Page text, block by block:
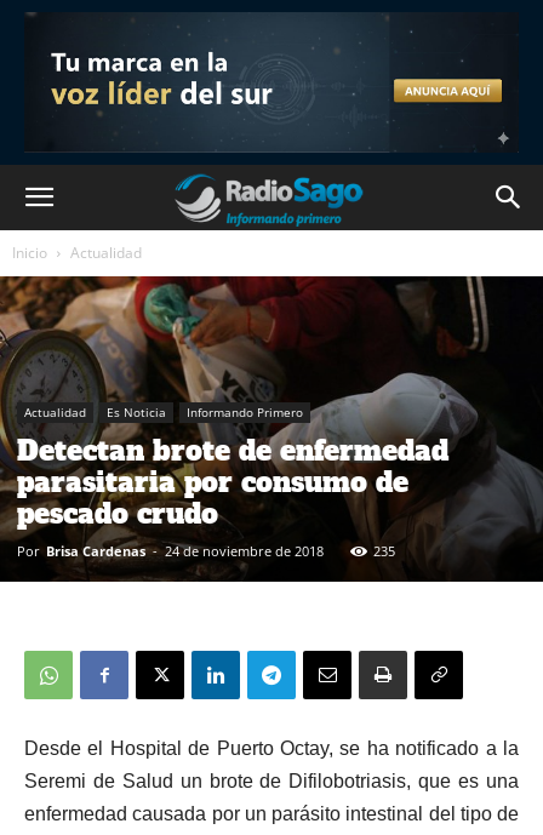
Inicio Actualidad
Actualidad Es Noticia Informando Primero
Detectan brote de enfermedad
parasitaria por consumo de
pescado crudo
Por Brisa Cardenas - 24 de noviembre de 2018 235
Desde el Hospital de Puerto Octay, se ha notificado a la
Seremi de Salud un brote de Difilobotriasis, que es una
enfermedad causada por un parásito intestinal del tipo de